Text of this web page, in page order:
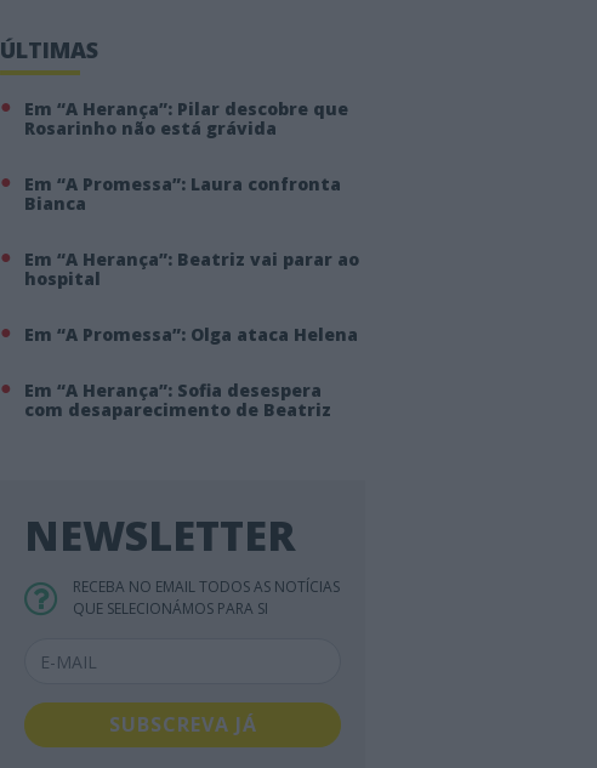
ÚLTIMAS
Em “A Herança”: Pilar descobre que
Rosarinho não está grávida
Em “A Promessa”: Laura confronta
Bianca
Em “A Herança”: Beatriz vai parar ao
hospital
Em “A Promessa”: Olga ataca Helena
Em “A Herança”: Sofia desespera
com desaparecimento de Beatriz
NEWSLETTER
RECEBA NO EMAIL TODOS AS NOTÍCIAS
QUE SELECIONÁMOS PARA SI
SUBSCREVA JÁ